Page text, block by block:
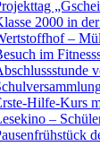
2000 in
–
im
Hilfe-Kurs
–